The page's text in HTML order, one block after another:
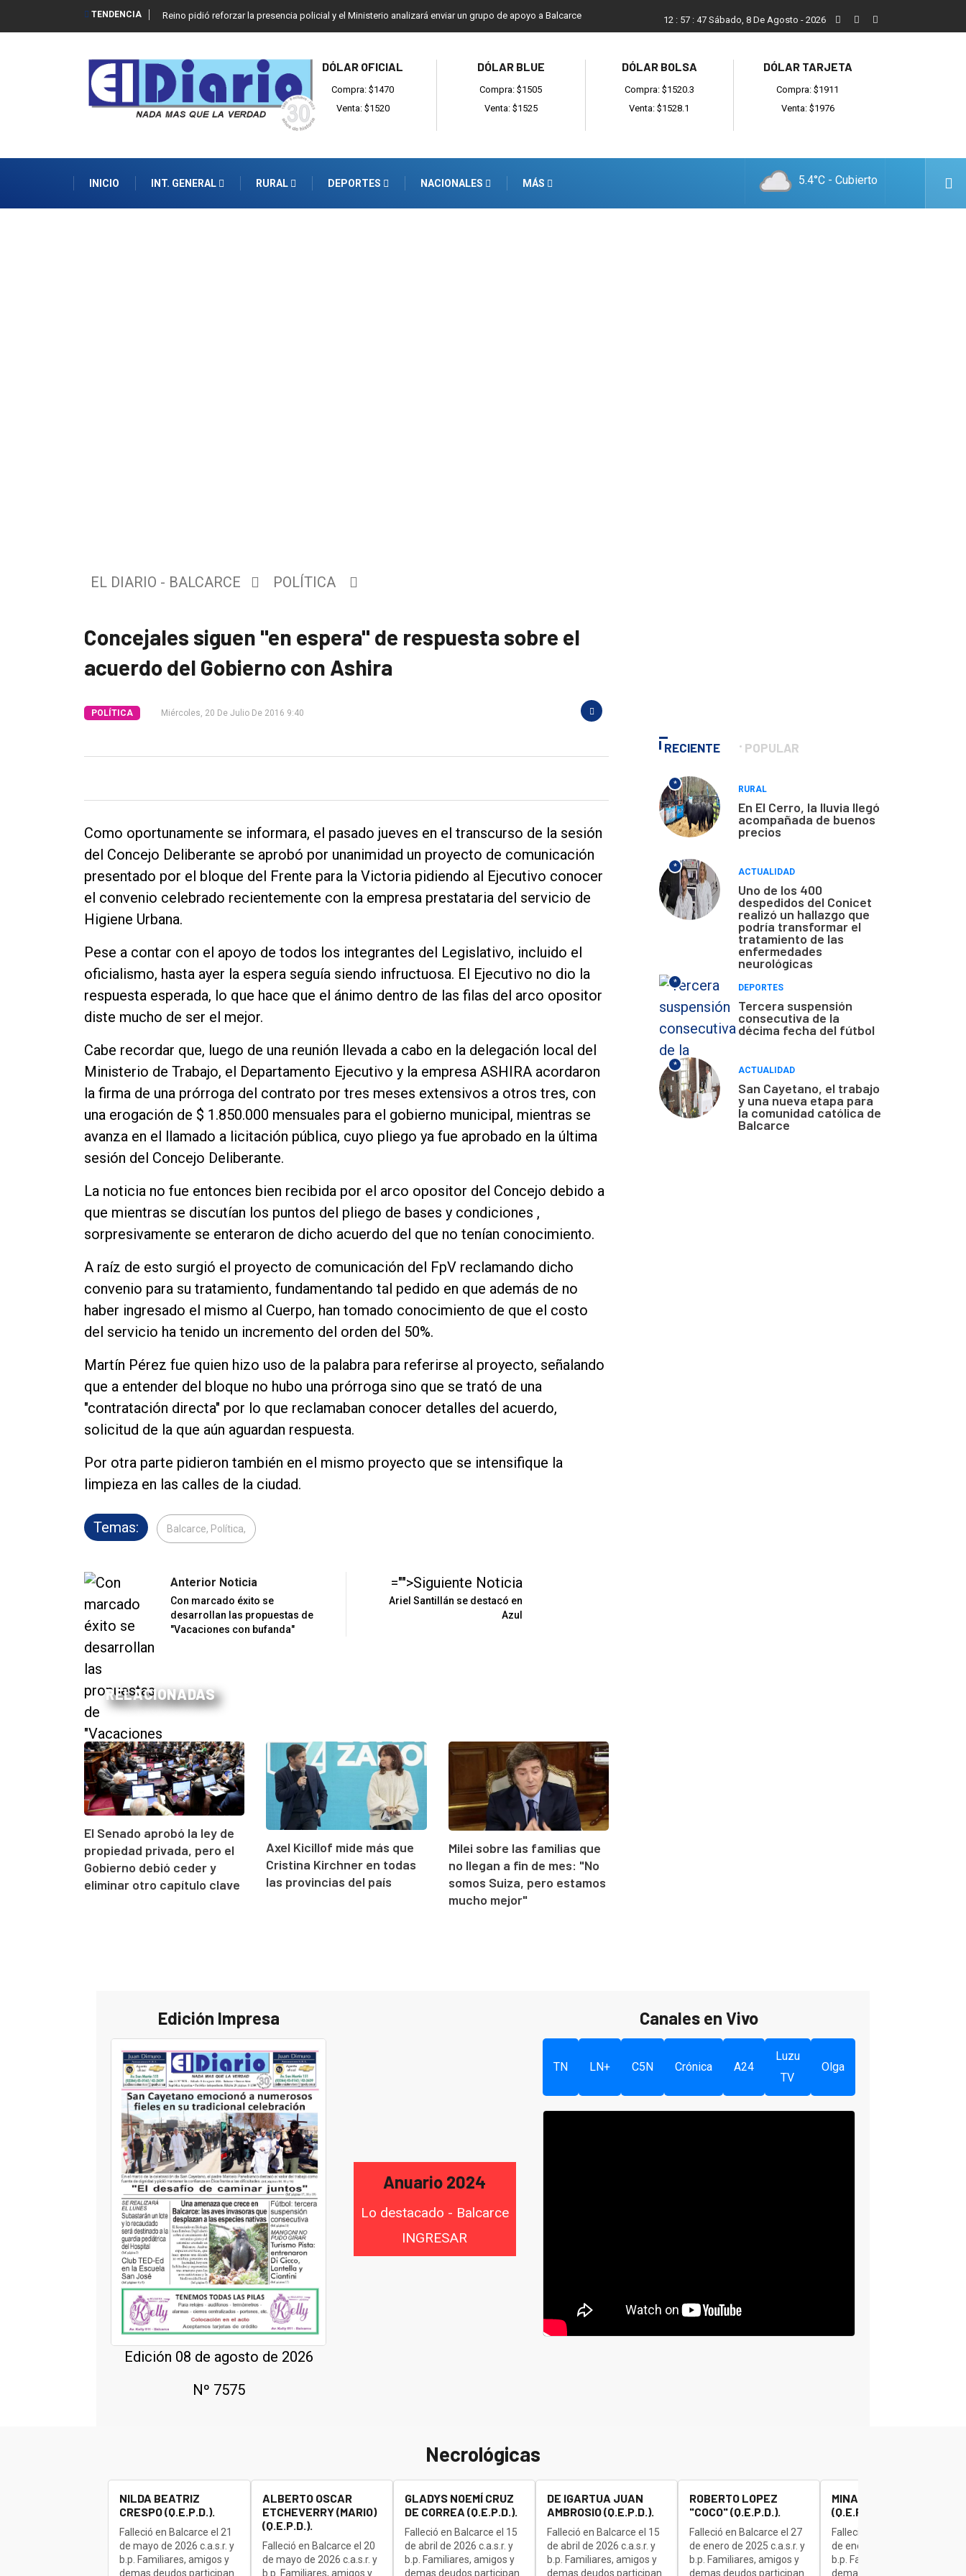
TENDENCIA Reino pidió reforzar la presencia policial y el Ministerio analizará enviar un grupo de apoyo a Balcarce Vecinos, instituciones y concejales se manifestaron contra
12 : 57 : 48 Sábado, 8 De Agosto - 2026
DÓLAR OFICIAL
Compra: $1470
Venta: $1520
DÓLAR BLUE
Compra: $1505
Venta: $1525
DÓLAR BOLSA
Compra: $1520.3
Venta: $1528.1
DÓLAR TARJETA
Compra: $1911
Venta: $1976
INICIO INT. GENERAL RURAL DEPORTES NACIONALES MÁS 5.4°C - Cubierto
Tendencia
Entrevistas
Deportes
Fúnebres
Nosotros
EL DIARIO - BALCARCE POLÍTICA
Concejales siguen "en espera" de respuesta sobre el
acuerdo del Gobierno con Ashira
POLÍTICA Miércoles, 20 De Julio De 2016 9:40
Como oportunamente se informara, el pasado jueves en el transcurso de la sesión
del Concejo Deliberante se aprobó por unanimidad un proyecto de comunicación
presentado por el bloque del Frente para la Victoria pidiendo al Ejecutivo conocer
el convenio celebrado recientemente con la empresa prestataria del servicio de
Higiene Urbana.
Pese a contar con el apoyo de todos los integrantes del Legislativo, incluido el
oficialismo, hasta ayer la espera seguía siendo infructuosa. El Ejecutivo no dio la
respuesta esperada, lo que hace que el ánimo dentro de las filas del arco opositor
diste mucho de ser el mejor.
Cabe recordar que, luego de una reunión llevada a cabo en la delegación local del
Ministerio de Trabajo, el Departamento Ejecutivo y la empresa ASHIRA acordaron
la firma de una prórroga del contrato por tres meses extensivos a otros tres, con
una erogación de $ 1.850.000 mensuales para el gobierno municipal, mientras se
avanza en el llamado a licitación pública, cuyo pliego ya fue aprobado en la última
sesión del Concejo Deliberante.
La noticia no fue entonces bien recibida por el arco opositor del Concejo debido a
que mientras se discutían los puntos del pliego de bases y condiciones ,
sorpresivamente se enteraron de dicho acuerdo del que no tenían conocimiento.
A raíz de esto surgió el proyecto de comunicación del FpV reclamando dicho
convenio para su tratamiento, fundamentando tal pedido en que además de no
haber ingresado el mismo al Cuerpo, han tomado conocimiento de que el costo
del servicio ha tenido un incremento del orden del 50%.
Martín Pérez fue quien hizo uso de la palabra para referirse al proyecto, señalando
que a entender del bloque no hubo una prórroga sino que se trató de una
"contratación directa" por lo que reclamaban conocer detalles del acuerdo,
solicitud de la que aún aguardan respuesta.
Por otra parte pidieron también en el mismo proyecto que se intensifique la
limpieza en las calles de la ciudad.
Temas: Balcarce, Política,
Anterior Noticia
Con marcado éxito se
desarrollan las propuestas de
"Vacaciones con bufanda"
="">Siguiente Noticia
Ariel Santillán se destacó en
Azul
RELACIONADAS
El Senado aprobó la ley de
propiedad privada, pero el
Gobierno debió ceder y
eliminar otro capítulo clave
Axel Kicillof mide más que
Cristina Kirchner en todas
las provincias del país
Milei sobre las familias que
no llegan a fin de mes: "No
somos Suiza, pero estamos
mucho mejor"
RECIENTE POPULAR
*
RURAL
En El Cerro, la lluvia llegó
acompañada de buenos
precios
*
ACTUALIDAD
Uno de los 400
despedidos del Conicet
realizó un hallazgo que
podría transformar el
tratamiento de las
enfermedades
neurológicas
*
DEPORTES
Tercera suspensión
consecutiva de la
décima fecha del fútbol
*
ACTUALIDAD
San Cayetano, el trabajo
y una nueva etapa para
la comunidad católica de
Balcarce
Edición Impresa
Edición 08 de agosto de 2026
Nº 7575
Anuario 2024
Lo destacado - Balcarce
INGRESAR
Canales en Vivo
TN LN+ C5N Crónica A24
Luzu
TV
Olga
Necrológicas
NILDA BEATRIZ
CRESPO (Q.E.P.D.).
Falleció en Balcarce el 21
de mayo de 2026 c.a.s.r. y
b.p. Familiares, amigos y
demas deudos participan
ALBERTO OSCAR
ETCHEVERRY (MARIO)
(Q.E.P.D.).
Falleció en Balcarce el 20
de mayo de 2026 c.a.s.r. y
b.p. Familiares, amigos y
GLADYS NOEMÍ CRUZ
DE CORREA (Q.E.P.D.).
Falleció en Balcarce el 15
de abril de 2026 c.a.s.r. y
b.p. Familiares, amigos y
demas deudos participan
DE IGARTUA JUAN
AMBROSIO (Q.E.P.D.).
Falleció en Balcarce el 15
de abril de 2026 c.a.s.r. y
b.p. Familiares, amigos y
demas deudos participan
ROBERTO LOPEZ
"COCO" (Q.E.P.D.).
Falleció en Balcarce el 27
de enero de 2025 c.a.s.r. y
b.p. Familiares, amigos y
demas deudos participan
MINAUDO JOSE "BETA"
(Q.E.P.D.).
Falleció en Balcarce el 27
de enero de 2025 c.a.s.r. y
b.p. Familiares, amigos y
demas deudos participan